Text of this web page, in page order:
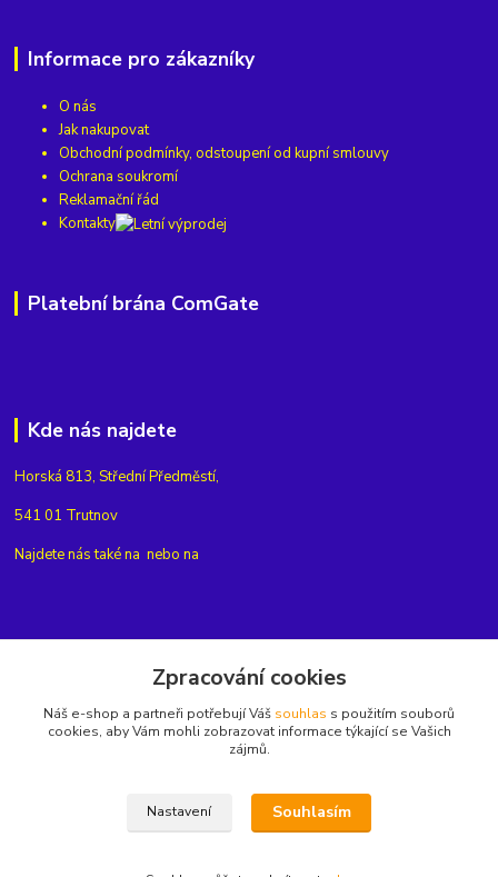
Informace pro zákazníky
O nás
Jak nakupovat
Obchodní podmínky, odstoupení od kupní smlouvy
Ochrana soukromí
Reklamační řád
Kontakty
Platební brána ComGate
Kde nás najdete
Horská 813, Střední Předměstí,
541 01 Trutnov
Najdete nás také na nebo na
+420775654704
Zpracování cookies
Náš e-shop a partneři potřebují Váš souhlas s použitím souborů
cookies, aby Vám mohli zobrazovat informace týkající se Vašich
zájmů.
Nastavení Souhlasím